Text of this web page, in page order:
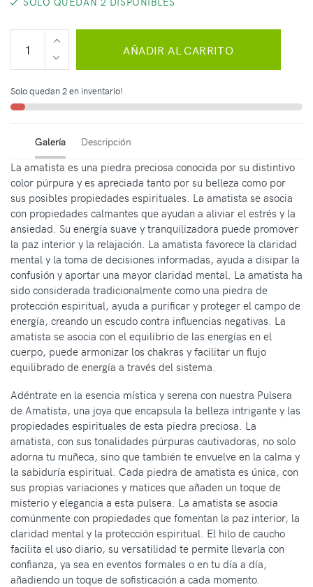
AÑADIR AL CARRITO
Solo quedan 2 en inventario!
Galería Descripción
La amatista es una piedra preciosa conocida por su distintivo
color púrpura y es apreciada tanto por su belleza como por
sus posibles propiedades espirituales. La amatista se asocia
con propiedades calmantes que ayudan a aliviar el estrés y la
ansiedad. Su energía suave y tranquilizadora puede promover
la paz interior y la relajación. La amatista favorece la claridad
mental y la toma de decisiones informadas, ayuda a disipar la
confusión y aportar una mayor claridad mental. La amatista ha
sido considerada tradicionalmente como una piedra de
protección espiritual, ayuda a purificar y proteger el campo de
energía, creando un escudo contra influencias negativas. La
amatista se asocia con el equilibrio de las energías en el
cuerpo, puede armonizar los chakras y facilitar un flujo
equilibrado de energía a través del sistema.
Adéntrate en la esencia mística y serena con nuestra Pulsera
de Amatista, una joya que encapsula la belleza intrigante y las
propiedades espirituales de esta piedra preciosa. La
amatista, con sus tonalidades púrpuras cautivadoras, no solo
adorna tu muñeca, sino que también te envuelve en la calma y
la sabiduría espiritual. Cada piedra de amatista es única, con
sus propias variaciones y matices que añaden un toque de
misterio y elegancia a esta pulsera. La amatista se asocia
comúnmente con propiedades que fomentan la paz interior, la
claridad mental y la protección espiritual. El hilo de caucho
facilita el uso diario, su versatilidad te permite llevarla con
confianza, ya sea en eventos formales o en tu día a día,
añadiendo un toque de sofisticación a cada momento.